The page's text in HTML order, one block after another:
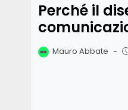
Perché il
Mauro Abbate -